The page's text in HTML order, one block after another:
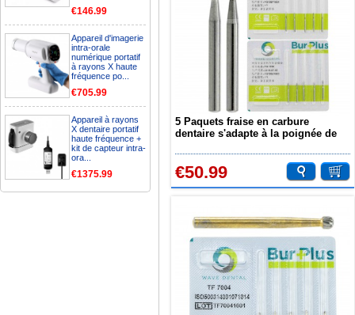
€146.99
Appareil d'imagerie
intra-orale
numérique portatif
à rayons X haute
fréquence po...
€705.99
Appareil à rayons
X dentaire portatif
haute fréquence +
kit de capteur intra-
ora...
€1375.99
5 Paquets fraise en carbure
dentaire s'adapte à la poignée de
vitesse 1557 1558
€50.99